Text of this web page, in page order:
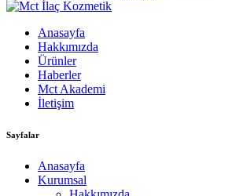
Anasayfa
Hakkımızda
Ürünler
Haberler
Mct Akademi
İletişim
Sayfalar
Anasayfa
Kurumsal